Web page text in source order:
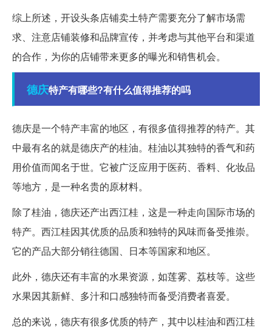
综上所述，开设头条店铺卖土特产需要充分了解市场需
求、注意店铺装修和品牌宣传，并考虑与其他平台和渠道
的合作，为你的店铺带来更多的曝光和销售机会。
德庆特产有哪些?有什么值得推荐的吗
德庆是一个特产丰富的地区，有很多值得推荐的特产。其
中最有名的就是德庆产的桂油。桂油以其独特的香气和药
用价值而闻名于世。它被广泛应用于医药、香料、化妆品
等地方，是一种名贵的原材料。
除了桂油，德庆还产出西江桂，这是一种走向国际市场的
特产。西江桂因其优质的品质和独特的风味而备受推崇。
它的产品大部分销往德国、日本等国家和地区。
此外，德庆还有丰富的水果资源，如莲雾、荔枝等。这些
水果因其新鲜、多汁和口感独特而备受消费者喜爱。
总的来说，德庆有很多优质的特产，其中以桂油和西江桂